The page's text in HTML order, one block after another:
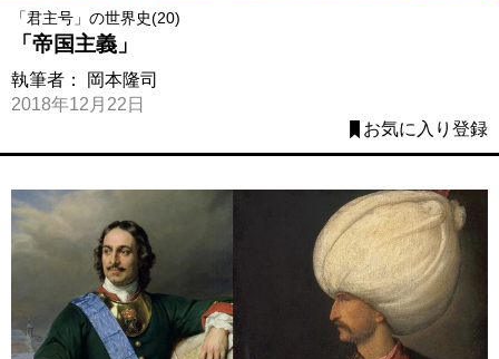
「君主号」の世界史(20)
「帝国主義」
執筆者：
岡本隆司
2018年12月22日
お気に入り登録